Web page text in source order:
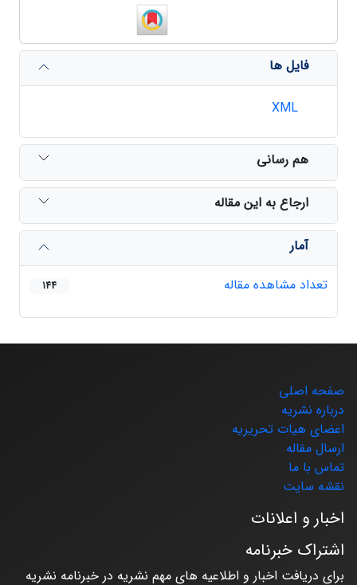
فایل ها
هم رسانی
ارجاع به این مقاله
آمار
تعداد مشاهده مقاله
144
صفحه اصلی
درباره نشریه
اعضای هیات تحریریه
ارسال مقاله
تماس با ما
نقشه سایت
اخبار و اعلانات
اشتراک خبرنامه
برای دریافت اخبار و اطلاعیه های مهم نشریه در خبرنامه نشریه